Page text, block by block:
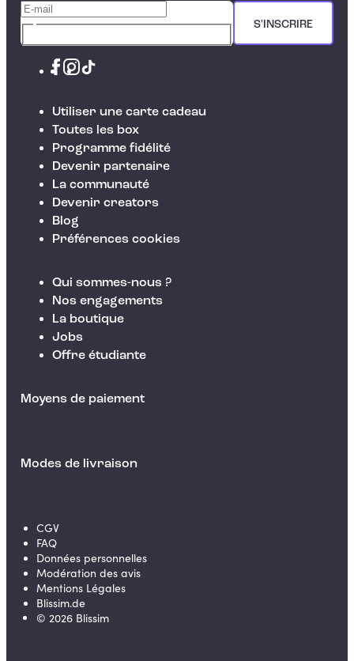
S'INSCRIRE
Utiliser une carte cadeau
Toutes les box
Programme fidélité
Devenir partenaire
La communauté
Devenir creators
Blog
Préférences cookies
Qui sommes-nous ?
Nos engagements
La boutique
Jobs
Offre étudiante
Moyens de paiement
Modes de livraison
CGV
FAQ
Données personnelles
Modération des avis
Mentions Légales
Blissim.de
© 2026 Blissim